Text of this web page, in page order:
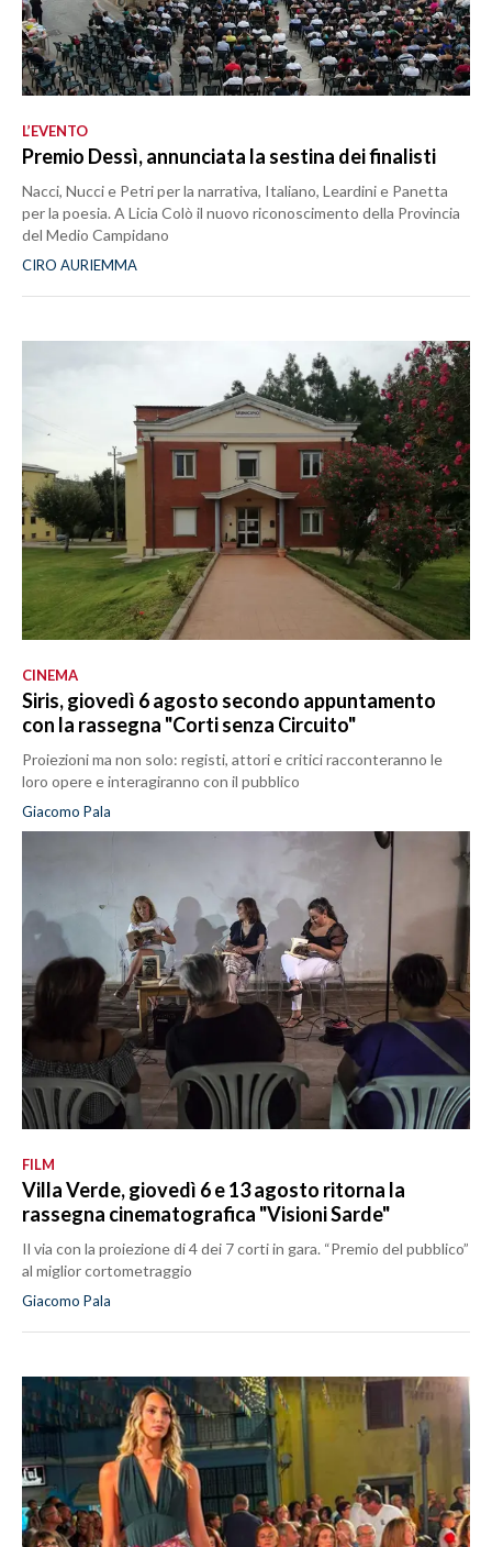
L’EVENTO
Premio Dessì, annunciata la sestina dei finalisti
Nacci, Nucci e Petri per la narrativa, Italiano, Leardini e Panetta
per la poesia. A Licia Colò il nuovo riconoscimento della Provincia
del Medio Campidano
CIRO AURIEMMA
CINEMA
Siris, giovedì 6 agosto secondo appuntamento
con la rassegna "Corti senza Circuito"
Proiezioni ma non solo: registi, attori e critici racconteranno le
loro opere e interagiranno con il pubblico
Giacomo Pala
FILM
Villa Verde, giovedì 6 e 13 agosto ritorna la
rassegna cinematografica "Visioni Sarde"
Il via con la proiezione di 4 dei 7 corti in gara. “Premio del pubblico”
al miglior cortometraggio
Giacomo Pala